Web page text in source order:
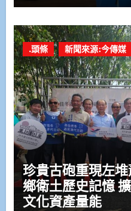
.頭條 新聞來源:今傳媒
珍貴古砲重現左
鄉衛土歷史記憶
文化資產量能